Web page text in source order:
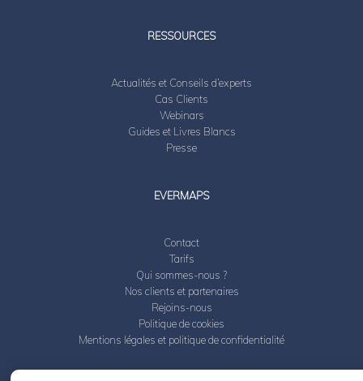
RESSOURCES
Actualités et Conseils d’experts
Cas Clients
Webinars
Guides et Livres Blancs
Presse
EVERMAPS
Contact
Tarifs
Qui sommes-nous ?
Nos clients et partenaires
Rejoins-nous
Politique de cookies
Mentions légales et politique de confidentialité